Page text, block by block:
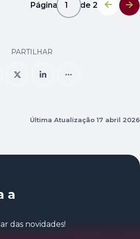
Página 11 de 2
PARTILHAR
Última Atualização 17 abril 2026
a
das novidades!